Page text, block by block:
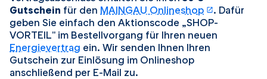
Gutschein für den MAINGAU Onlineshop öffnet in
. Dafür
geben Sie einfach den Aktionscode „SHOP-
VORTEIL" im Bestellvorgang für Ihren neuen
Energievertrag ein. Wir senden Ihnen Ihren
Gutschein zur Einlösung im Onlineshop
anschließend per E-Mail zu.